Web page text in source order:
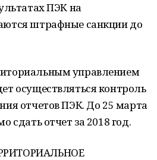
ПЭК на
штрафные санкции до
управлением
осуществляться контроль
отчетов ПЭК. До 25 марта
сдать отчет за 2018 год.